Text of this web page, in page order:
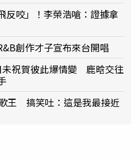
反咬」！李榮浩嗆：證據拿
創作才子宣布來台開唱
未祝賀彼此爆情變 鹿晗交往
王 搞笑吐：這是我最接近